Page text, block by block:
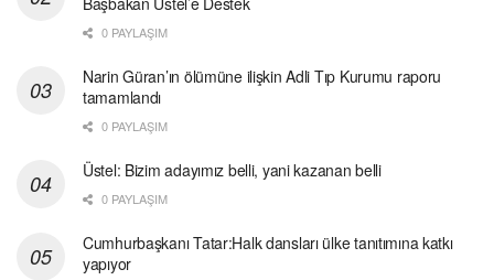
0 PAYLAŞIM
Narin Güran’ın ölümüne ilişkin Adli Tıp Kurumu raporu
tamamlandı
0 PAYLAŞIM
Üstel: Bizim adayımız belli, yani kazanan belli
0 PAYLAŞIM
Cumhurbaşkanı Tatar:Halk dansları ülke tanıtımına katkı
yapıyor